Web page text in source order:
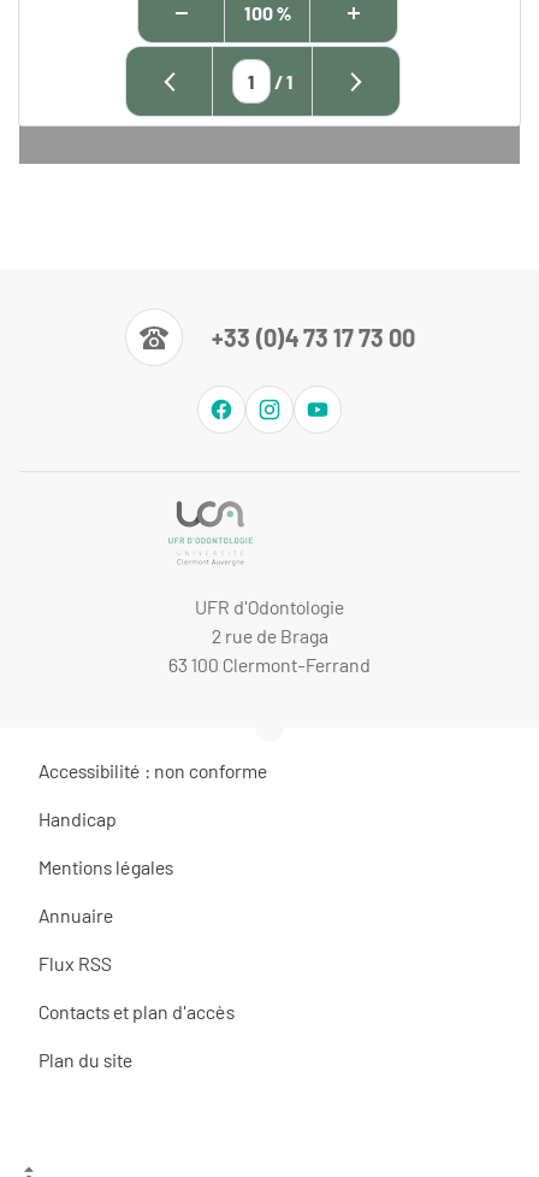
100 %
/1
+33 (0)4 73 17 73 00
UFR d'Odontologie
2 rue de Braga
63 100 Clermont-Ferrand
Accessibilité : non conforme
Handicap
Mentions légales
Annuaire
Flux RSS
Contacts et plan d'accès
Plan du site